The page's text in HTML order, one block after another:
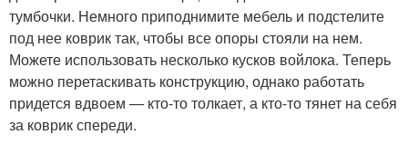
тумбочки. Немного приподнимите мебель и подстелите
под нее коврик так, чтобы все опоры стояли на нем.
Можете использовать несколько кусков войлока. Теперь
можно перетаскивать конструкцию, однако работать
придется вдвоем — кто-то толкает, а кто-то тянет на себя
за коврик спереди.